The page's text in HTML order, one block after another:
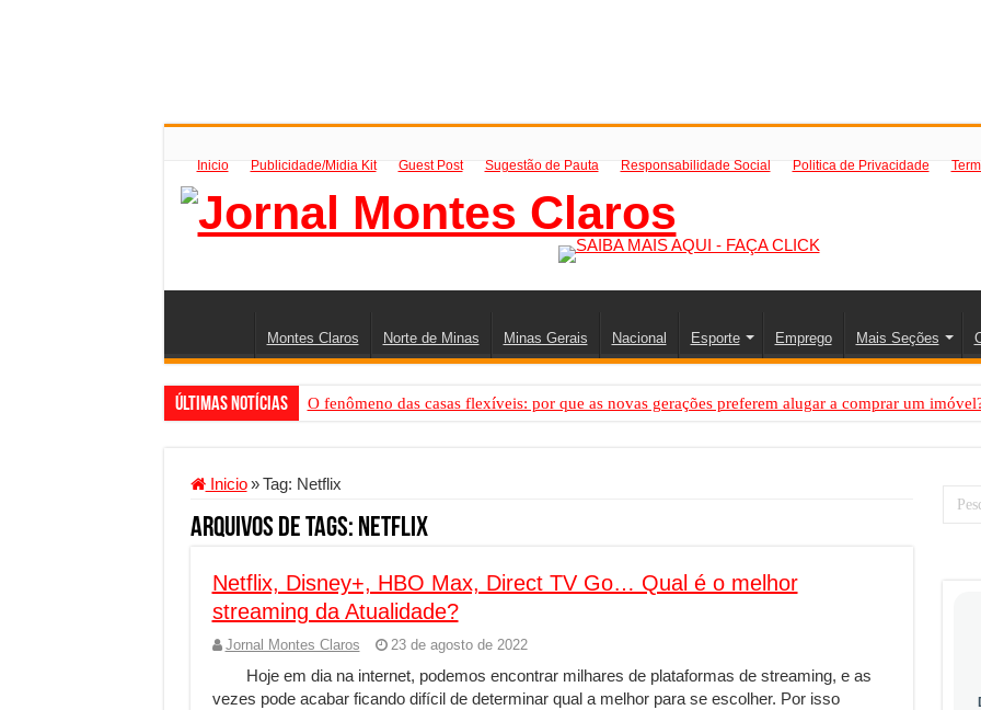
Inicio Publicidade/Midia Kit Guest Post Sugestão de Pauta Responsabilidade Social Politica de Privacidade
Montes Claros Norte de Minas Minas Gerais Nacional Esporte Emprego Mais Seções
Últimas Notícias O fenômeno das casas flexíveis: por que as novas gerações preferem alugar a comprar um
Conheça a melhor empresa de transfer passeios e traslados em Porto Seguro, Bahia
Segurança digital se torna prioridade diante do avanço das tecnologias conectadas
Comércio Interativo ganha força no Brasil com a chegada da VIVAMOMENTO ao polo
PF e Emissoras Apertam o Cerco Contra Streamings Piratas: Entenda o Bloqueio e o Que Muda
De economista a referência nacional: como Jaque Rosa ensina tarólogas a faturarem mais de R$
Marcenaria sob medida: quando vale mais a pena investir em móveis personalizados?
Inicio » Tag: Netflix
Arquivos de Tags: Netflix
Netflix, Disney+, HBO Max, Direct TV Go… Qual é o melhor
streaming da Atualidade?
Jornal Montes Claros 23 de agosto de 2022
Hoje em dia na internet, podemos encontrar milhares de plataformas de streaming, e as
vezes pode acabar ficando difícil de determinar qual a melhor para se escolher. Por isso